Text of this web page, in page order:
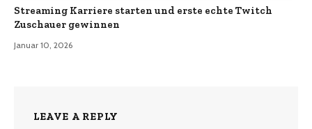
Streaming Karriere starten und erste echte Twitch
Zuschauer gewinnen
Januar 10, 2026
LEAVE A REPLY